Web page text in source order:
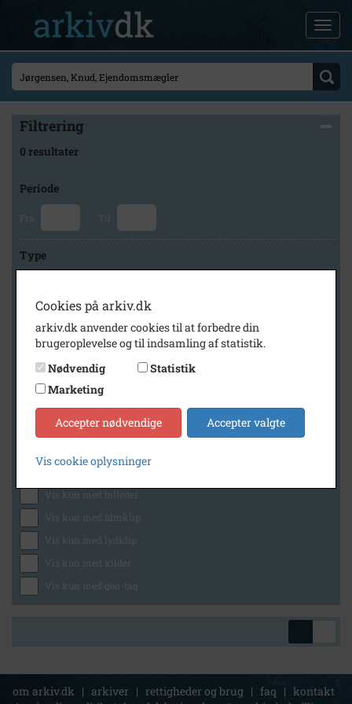
Filtrering
0 resultater
Periode
Fra Til
Type
Arkiv
Stevns Lokalhistoriske Arkiv
Generelt
Vis kun med billeder
Vis kun med filmklip
Vis kun med lydklip
Vis kun med kilder
Vis kun med geo-tag
om arkiv.dk | arkiver | rettigheder og brug | faq | kontakt
Cookies på arkiv.dk
arkiv.dk anvender cookies til at forbedre din
brugeroplevelse og til indsamling af statistik.
Nødvendig
Statistik
Marketing
Accepter nødvendige Accepter valgte
Vis cookie oplysninger